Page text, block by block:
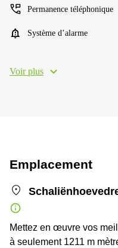
Permanence téléphonique
Système d’alarme
Voir plus
Emplacement
Mettez en œuvre vos
à seulement 1211 m